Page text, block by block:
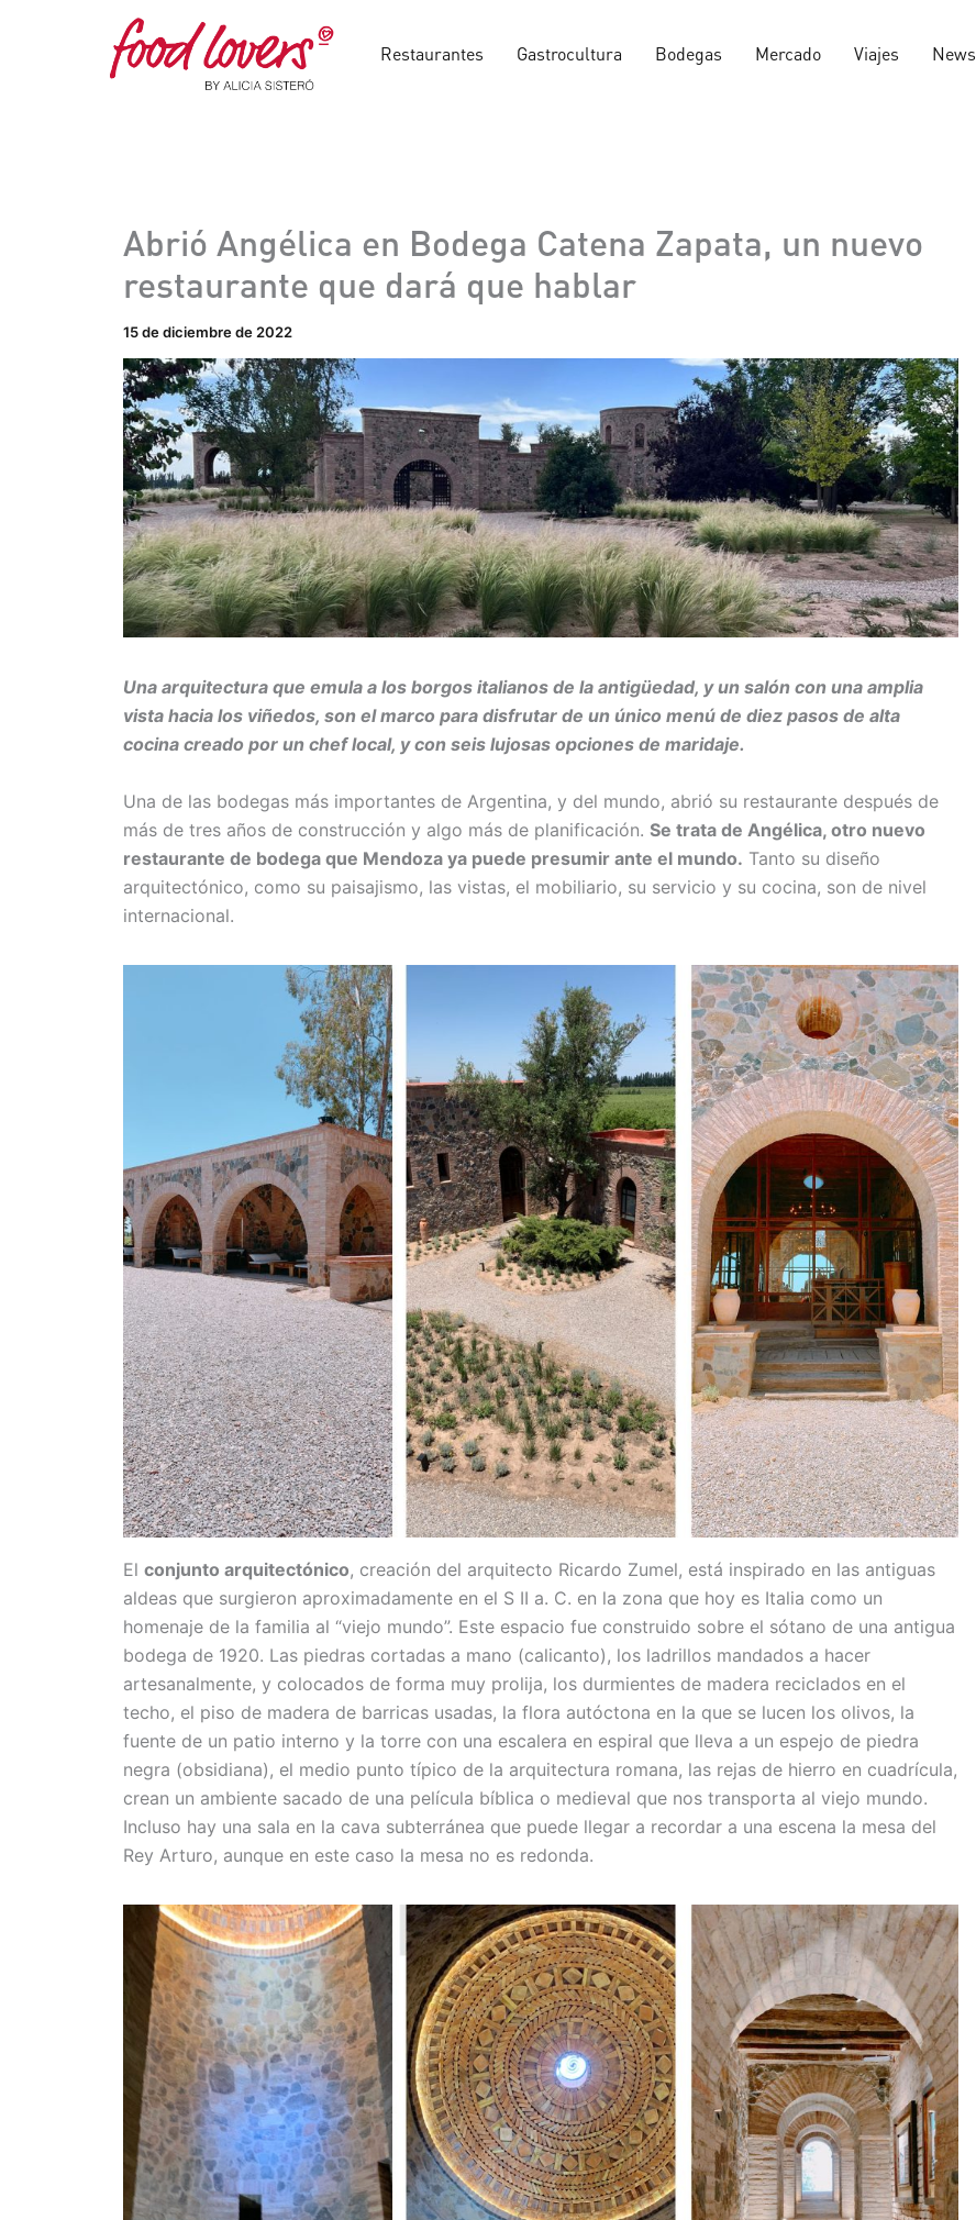
Restaurantes Gastrocultura Bodegas Mercado Viajes News
Abrió Angélica en Bodega Catena Zapata, un nuevo
restaurante que dará que hablar
15 de diciembre de 2022
Una arquitectura que emula a los borgos italianos de la antigüedad, y un salón con una amplia
vista hacia los viñedos, son el marco para disfrutar de un único menú de diez pasos de alta
cocina creado por un chef local, y con seis lujosas opciones de maridaje.
Una de las bodegas más importantes de Argentina, y del mundo, abrió su restaurante después de
más de tres años de construcción y algo más de planificación. Se trata de Angélica, otro nuevo
restaurante de bodega que Mendoza ya puede presumir ante el mundo. Tanto su diseño
arquitectónico, como su paisajismo, las vistas, el mobiliario, su servicio y su cocina, son de nivel
internacional.
El conjunto arquitectónico, creación del arquitecto Ricardo Zumel, está inspirado en las antiguas
aldeas que surgieron aproximadamente en el S II a. C. en la zona que hoy es Italia como un
homenaje de la familia al “viejo mundo”. Este espacio fue construido sobre el sótano de una antigua
bodega de 1920. Las piedras cortadas a mano (calicanto), los ladrillos mandados a hacer
artesanalmente, y colocados de forma muy prolija, los durmientes de madera reciclados en el
techo, el piso de madera de barricas usadas, la flora autóctona en la que se lucen los olivos, la
fuente de un patio interno y la torre con una escalera en espiral que lleva a un espejo de piedra
negra (obsidiana), el medio punto típico de la arquitectura romana, las rejas de hierro en cuadrícula,
crean un ambiente sacado de una película bíblica o medieval que nos transporta al viejo mundo.
Incluso hay una sala en la cava subterránea que puede llegar a recordar a una escena la mesa del
Rey Arturo, aunque en este caso la mesa no es redonda.